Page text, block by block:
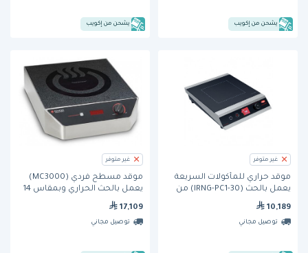
يشحن من إكويب يشحن من إكويب
غير متوفر
موقد حراري للمأكولات السريعة
يعمل بالحث (IRNG-PC1-30) من
10,189
توصيل مجاني
غير متوفر
موقد مسطح فردي (MC3000)
يعمل بالحث الحراري وبمقاس 14
بوصة ويُوضع فوق السطح من
كوكتيك
17,109
توصيل مجاني